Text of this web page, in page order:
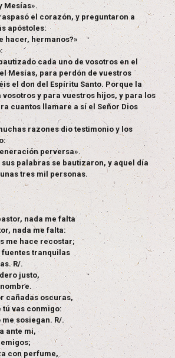
Mesías».
el corazón, y preguntaron a
apóstoles:
hacer, hermanos?»
cada uno de vosotros en el
Mesías, para perdón de vuestros
el don del Espíritu Santo. Porque la
vosotros y para vuestros hijos, y para los
cuantos llamare a sí el Señor Dios
razones dio testimonio y los
perversa».
palabras se bautizaron, y aquel día
tres mil personas.
nada me falta
nada me falta:
me hace recostar;
tranquilas
R/.
justo,
cañadas oscuras,
tú vas conmigo:
sosiegan. R/.
ante mi,
con perfume,